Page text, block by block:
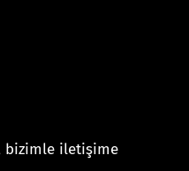
bizimle iletişime